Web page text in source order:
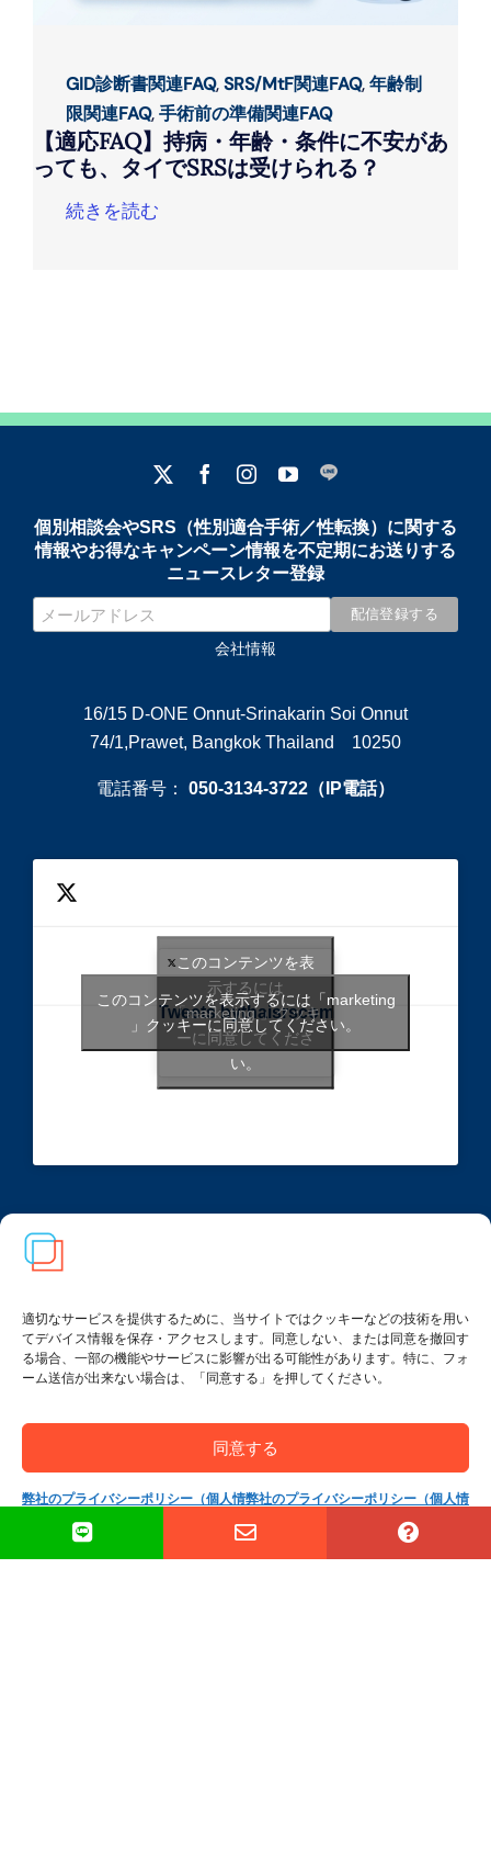
適切なサービスを提供するために、当サイトではクッキーなどの技術を用い
てデバイス情報を保存・アクセスします。同意しない、または同意を撤回す
る場合、一部の機能やサービスに影響が出る可能性があります。特に、フォ
ーム送信が出来ない場合は、「同意する」を押してください。
同意する
弊社のプライバシーポリシー（個人情
報保護方針）
弊社のプライバシーポリシー（個人情
報保護方針）
GID診断書関連FAQ,SRS/MtF関連FAQ,年齢制
限関連FAQ,手術前の準備関連FAQ
【適応FAQ】持病・年齢・条件に不安があ
っても、タイでSRSは受けられる？
続きを読む
個別相談会やSRS（性別適合手術／性転換）に関する
情報やお得なキャンペーン情報を不定期にお送りする
ニュースレター登録
会社情報
16/15 D-ONE Onnut-Srinakarin Soi Onnut
74/1,Prawet, Bangkok Thailand 10250
電話番号： 050-3134-3722（IP電話）
Tweets bythaisrscom
このコンテンツを表
示するには
「marketing 」クッキ
ーに同意してくださ
い。
このコンテンツを表示するには「marketing
」クッキーに同意してください。
資料一覧
質問箱
ニュース
運営会社について
ネットショップ